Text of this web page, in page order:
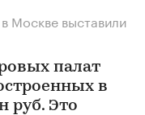
Москве выставили
палат
в
руб. Это